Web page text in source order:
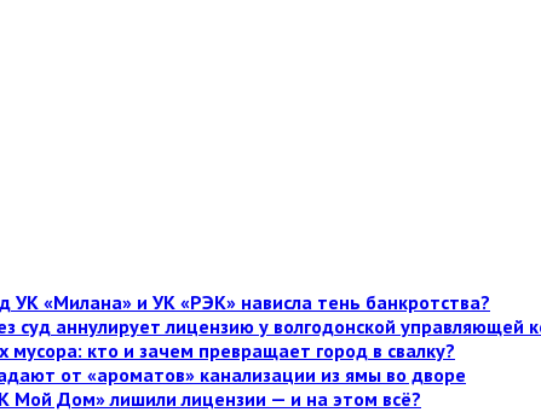
«Милана» и УК «РЭК» нависла тень банкротства?
суд аннулирует лицензию у волгодонской
мусора: кто и зачем превращает город в свалку?
от «ароматов» канализации из ямы во дворе
Мой Дом» лишили лицензии — и на этом всё?